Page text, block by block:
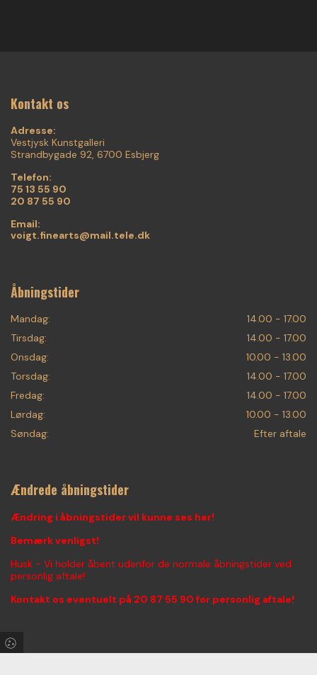
Kontakt os
Adresse:
Vestjysk Kunstgalleri
Strandbygade 92, 6700 Esbjerg
Telefon:
75 13 55 90
20 87 55 90
Email:
voigt.finearts@mail.tele.dk
Åbningstider
Mandag:
14.00 - 17.00
Tirsdag:
14.00 - 17.00
Onsdag:
10.00 - 13.00
Torsdag:
14.00 - 17.00
Fredag:
14.00 - 17.00
Lørdag:
10.00 - 13.00
Søndag:
Efter aftale
Ændrede åbningstider
Ændring i åbningstider vil kunne ses her!
Bemærk venligst!
Husk - Vi holder åbent udenfor de normale åbningstider ved
personlig aftale!
Kontakt os eventuelt på 20 87 55 90 for personlig aftale!